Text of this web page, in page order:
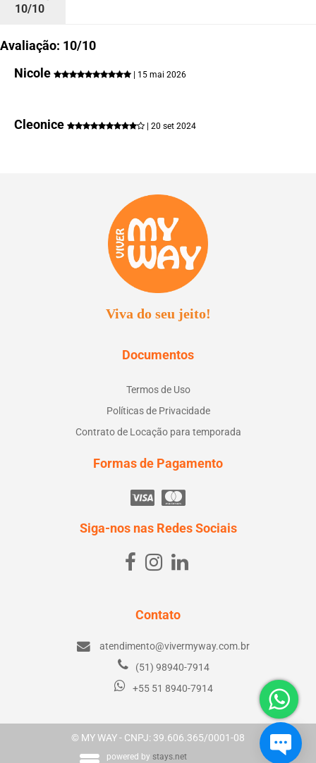
10/10
Avaliação: 10/10
Nicole
| 15 mai 2026
Cleonice | 20 set 2024
Viva do seu jeito!
Documentos
Termos de Uso
Políticas de Privacidade
Contrato de Locação para temporada
Formas de Pagamento
Siga-nos nas Redes Sociais
Contato
atendimento@vivermyway.com.br
(51) 98940-7914
+55 51 8940-7914
© MY WAY - CNPJ: 39.606.365/0001-08
powered by stays.net